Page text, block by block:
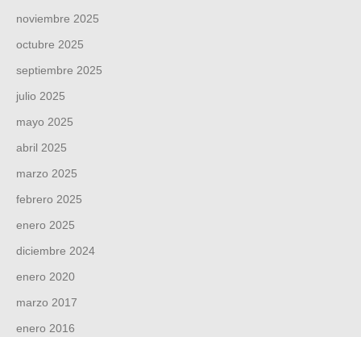
noviembre 2025
octubre 2025
septiembre 2025
julio 2025
mayo 2025
abril 2025
marzo 2025
febrero 2025
enero 2025
diciembre 2024
enero 2020
marzo 2017
enero 2016